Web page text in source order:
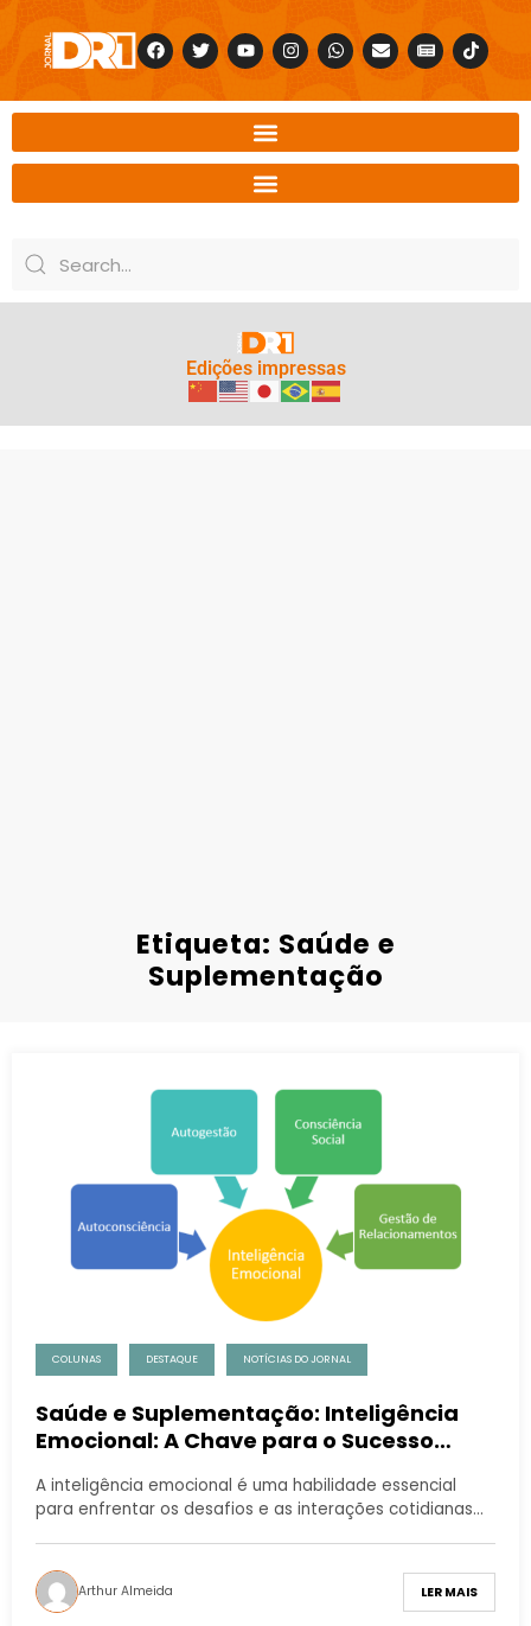
Edições impressas
Etiqueta: Saúde e
Suplementação
COLUNAS DESTAQUE NOTÍCIAS DO JORNAL
Saúde e Suplementação: Inteligência
Emocional: A Chave para o Sucesso
A inteligência emocional é uma habilidade essencial
para enfrentar os desafios e as interações cotidianas…
Arthur Almeida LER MAIS